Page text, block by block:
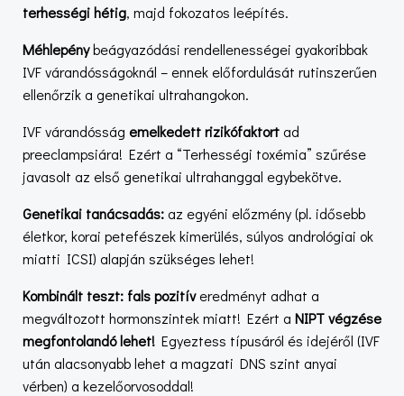
terhességi hétig, majd fokozatos leépítés.
Méhlepénybeágyazódási rendellenességei gyakoribbak
IVF várandósságoknál – ennek előfordulását rutinszerűen
ellenőrzik a genetikai ultrahangokon.
IVFvárandósság emelkedett rizikófaktort ad
preeclampsiára! Ezért a “Terhességi toxémia” szűrése
javasolt az első genetikai ultrahanggal egybekötve.
Genetikai tanácsadás: az egyéni előzmény (pl. idősebb
életkor, korai petefészek kimerülés, súlyos andrológiai ok
miatti ICSI) alapján szükséges lehet!
Kombinált teszt: fals pozitíveredményt adhat a
megváltozott hormonszintek miatt! Ezért a NIPT végzése
megfontolandó lehet! Egyeztess típusáról és idejéről (IVF
után alacsonyabb lehet a magzati DNS szint anyai
vérben) a kezelőorvosoddal!